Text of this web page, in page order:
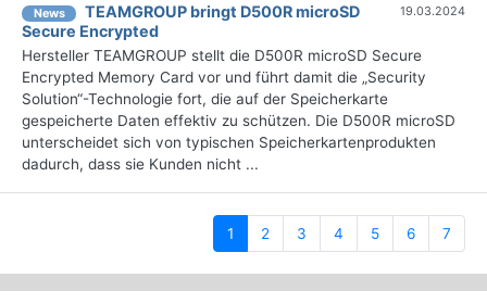
News
TEAMGROUP bringt D500R microSD
Secure Encrypted
19.03.2024
Hersteller TEAMGROUP stellt die D500R microSD Secure
Encrypted Memory Card vor und führt damit die „Security
Solution“-Technologie fort, die auf der Speicherkarte
gespeicherte Daten effektiv zu schützen. Die D500R microSD
unterscheidet sich von typischen Speicherkartenprodukten
dadurch, dass sie Kunden nicht ...
1 (current)
2 3 4 5 6 7